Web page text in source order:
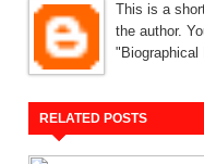
This is a
the author.
"Biographical
RELATED POSTS